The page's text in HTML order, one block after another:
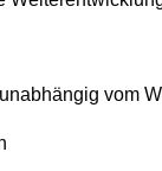
vom